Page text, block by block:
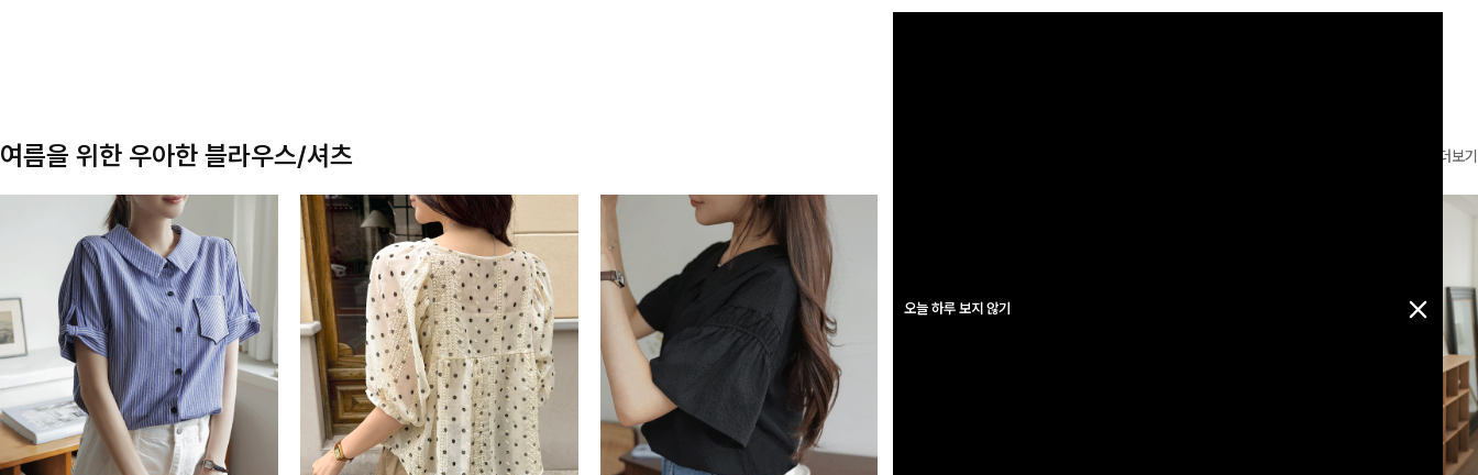
오늘 하루 보지 않기
감 있는 착용감을 더해드려요!
은 베이직한 디자인!
여름을 위한 우아한 블라우스/셔츠 더보기